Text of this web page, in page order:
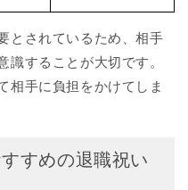
とされているため、相手
することが大切です。
相手に負担をかけてしま
すめの退職祝い